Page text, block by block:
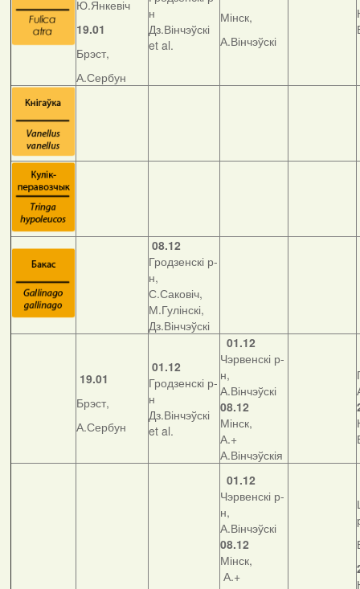
Ю.Янкевіч
19.01
Брэст,
А.Сербун
н
Дз.Вінчэўскі
et al.
Мінск,
А.Вінчэўскі
08.12
Гродзенскі р-
н,
С.Саковіч,
М.Гулінскі,
Дз.Вінчэўскі
19.01
Брэст,
А.Сербун
01.12
Гродзенскі р-
н
Дз.Вінчэўскі
et al.
01.12
Чэрвенскі р-
н,
А.Вінчэўскі
08.12
Мінск,
А.+
А.Вінчэўскія
01.12
Чэрвенскі р-
н,
А.Вінчэўскі
08.12
Мінск,
А.+